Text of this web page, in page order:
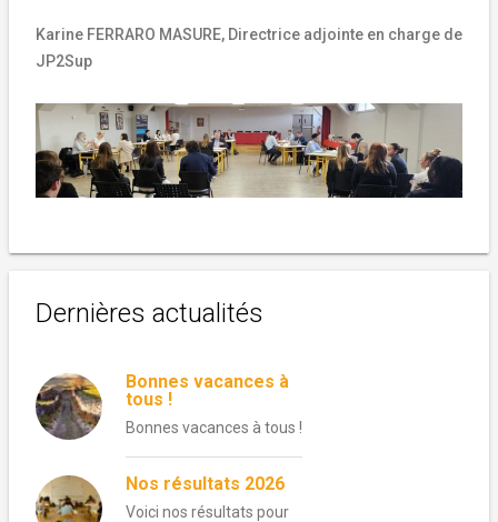
Karine FERRARO MASURE, Directrice adjointe en charge de
JP2Sup
Dernières actualités
Bonnes vacances à
tous !
Bonnes vacances à tous !
Nos résultats 2026
Voici nos résultats pour